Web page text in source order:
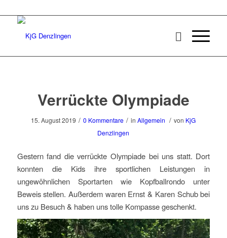
Verrückte Olympiade
15. August 2019 / 0 Kommentare / inAllgemein / von KjG
Denzlingen
Gestern fand die verrückte Olympiade bei uns statt. Dort
konnten die Kids ihre sportlichen Leistungen in
ungewöhnlichen Sportarten wie Kopfballrondo unter
Beweis stellen. Außerdem waren Ernst & Karen Schub bei
uns zu Besuch & haben uns tolle Kompasse geschenkt.